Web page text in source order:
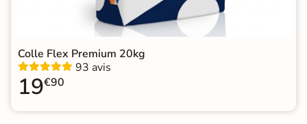
Colle Flex Premium 20kg
93 avis
19€90